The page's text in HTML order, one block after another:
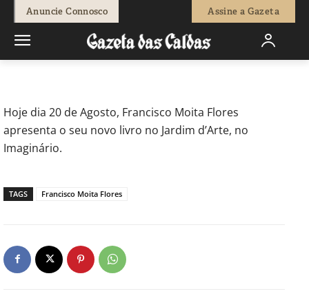
Anuncie Connosco Assine a Gazeta
Redação - 20 de Agosto, 2011 0
Hoje dia 20 de Agosto, Francisco Moita Flores
apresenta o seu novo livro no Jardim d’Arte, no
Imaginário.
TAGS Francisco Moita Flores